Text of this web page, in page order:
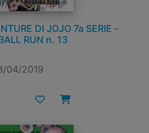
DI JOJO 7a SERIE -
RUN n. 13
04/2019